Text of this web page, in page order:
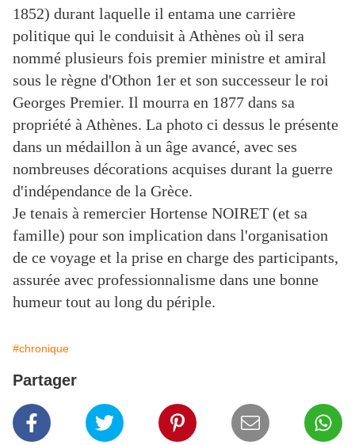
1852) durant laquelle il entama une carrière
politique qui le conduisit à Athènes où il sera
nommé plusieurs fois premier ministre et amiral
sous le règne d'Othon 1er et son successeur le roi
Georges Premier. Il mourra en 1877 dans sa
propriété à Athènes. La photo ci dessus le présente
dans un médaillon à un âge avancé, avec ses
nombreuses décorations acquises durant la guerre
d'indépendance de la Grèce.
Je tenais à remercier Hortense NOIRET (et sa
famille) pour son implication dans l'organisation
de ce voyage et la prise en charge des participants,
assurée avec professionnalisme dans une bonne
humeur tout au long du périple.
#chronique
Partager